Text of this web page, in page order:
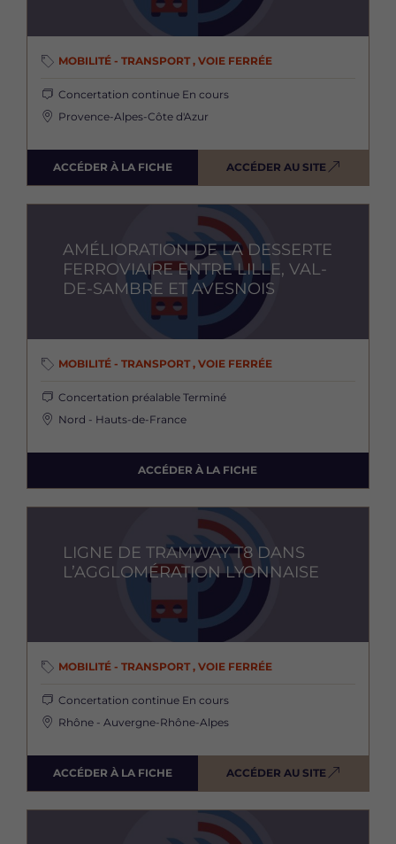
MOBILITÉ - TRANSPORT , VOIE FERRÉE
Concertation continue En cours
Provence-Alpes-Côte d'Azur
ACCÉDER À LA FICHE ACCÉDER AU SITE
AMÉLIORATION DE LA DESSERTE
FERROVIAIRE ENTRE LILLE, VAL-
DE-SAMBRE ET AVESNOIS
MOBILITÉ - TRANSPORT , VOIE FERRÉE
Concertation préalable Terminé
Nord - Hauts-de-France
ACCÉDER À LA FICHE
LIGNE DE TRAMWAY T8 DANS
L’AGGLOMÉRATION LYONNAISE
MOBILITÉ - TRANSPORT , VOIE FERRÉE
Concertation continue En cours
Rhône - Auvergne-Rhône-Alpes
ACCÉDER À LA FICHE ACCÉDER AU SITE